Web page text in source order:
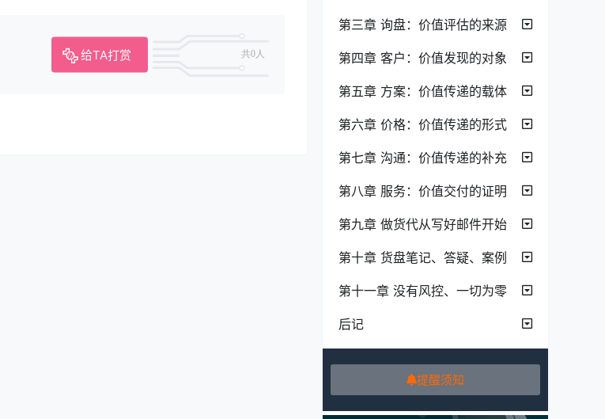
给TA打赏 共0人
第三章 询盘：价值评估的来源
第四章 客户：价值发现的对象
第五章 方案：价值传递的载体
第六章 价格：价值传递的形式
第七章 沟通：价值传递的补充
第八章 服务：价值交付的证明
第九章 做货代从写好邮件开始
第十章 货盘笔记、答疑、案例
第十一章 没有风控、一切为零
后记
提醒须知